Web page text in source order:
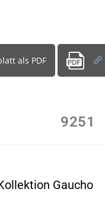
als PDF
9251
Gaucho